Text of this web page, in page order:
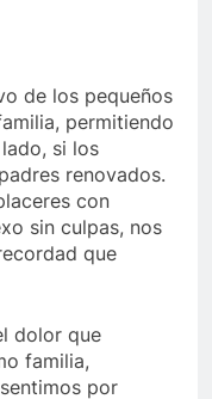
de los pequeños
permitiendo
si los
renovados.
con
sin culpas, nos
que
dolor que
familia,
por